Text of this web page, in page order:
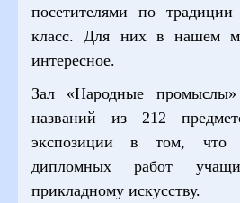
посетителями по
класс. Для них в нашем
интересное.
Зал «Народные промыслы»
названий из 212
экспозиции в том, что
дипломных работ
прикладному искусству.